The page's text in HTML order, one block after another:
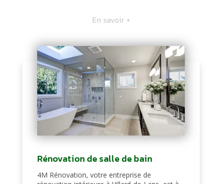
En savoir +
Rénovation de salle de bain
4M Rénovation, votre entreprise de